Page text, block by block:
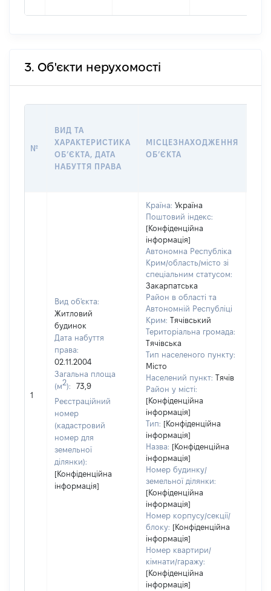
3. Об'єкти нерухомості
№
ВИД ТА
ХАРАКТЕРИСТИКА
ОБʼЄКТА, ДАТА
НАБУТТЯ ПРАВА
МІСЦЕЗНАХОДЖЕННЯ
ОБʼЄКТА
1
Вид об'єкта:
Житловий
будинок
Дата набуття
права:
02.11.2004
Загальна площа
(м2):
73,9
Реєстраційний
номер
(кадастровий
номер для
земельної
ділянки):
[Конфіденційна
інформація]
Країна: Україна
Поштовий індекс:
[Конфіденційна
інформація]
Автономна Республіка
Крим/область/місто зі
спеціальним статусом:
Закарпатська
Район в області та
Автономній Республіці
Крим: Тячівський
Територіальна громада:
Тячівська
Тип населеного пункту:
Місто
Населений пункт: Тячів
Район у місті:
[Конфіденційна
інформація]
Тип: [Конфіденційна
інформація]
Назва: [Конфіденційна
інформація]
Номер будинку/
земельної ділянки:
[Конфіденційна
інформація]
Номер корпусу/секції/
блоку: [Конфіденційна
інформація]
Номер квартири/
кімнати/гаражу:
[Конфіденційна
інформація]